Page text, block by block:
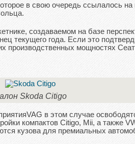
в свою очередь ссылалось на
создаваемом на базе
текущего года. Если это
производственных мощностях
Skoda Citigo
в этом случае
компактов Citigo, Mii, а также
кузова для премиальных